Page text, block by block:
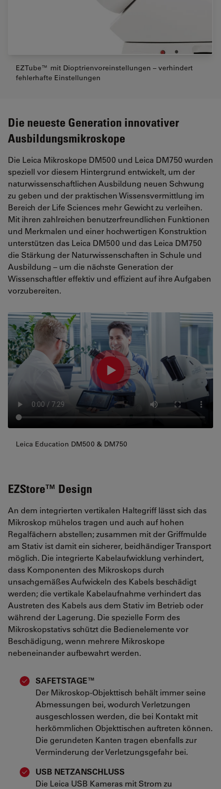
EZTube™ mit Dioptrienvoreinstellungen – verhindert
fehlerhafte Einstellungen
Die neueste Generation innovativer
Ausbildungsmikroskope
Die Leica Mikroskope DM500 und Leica DM750 wurden
speziell vor diesem Hintergrund entwickelt, um der
naturwissenschaftlichen Ausbildung neuen Schwung
zu geben und der praktischen Wissensvermittlung im
Bereich der Life Sciences mehr Gewicht zu verleihen.
Mit ihren zahlreichen benutzerfreundlichen Funktionen
und Merkmalen und einer hochwertigen Konstruktion
unterstützen das Leica DM500 und das Leica DM750
die Stärkung der Naturwissenschaften in Schule und
Ausbildung – um die nächste Generation der
Wissenschaftler effektiv und effizient auf ihre Aufgaben
vorzubereiten.
Leica Education DM500 & DM750
EZStore™ Design
An dem integrierten vertikalen Haltegriff lässt sich das
Mikroskop mühelos tragen und auch auf hohen
Regalfächern abstellen; zusammen mit der Griffmulde
am Stativ ist damit ein sicherer, beidhändiger Transport
möglich. Die integrierte Kabelaufwicklung verhindert,
dass Komponenten des Mikroskops durch
unsachgemäßes Aufwickeln des Kabels beschädigt
werden; die vertikale Kabelaufnahme verhindert das
Austreten des Kabels aus dem Stativ im Betrieb oder
während der Lagerung. Die spezielle Form des
Mikroskopstativs schützt die Bedienelemente vor
Beschädigung, wenn mehrere Mikroskope
nebeneinander aufbewahrt werden.
SAFETSTAGE™
Der Mikroskop-Objekttisch behält immer seine
Abmessungen bei, wodurch Verletzungen
ausgeschlossen werden, die bei Kontakt mit
herkömmlichen Objekttischen auftreten können.
Die gerundeten Kanten tragen ebenfalls zur
Verminderung der Verletzungsgefahr bei.
USB NETZANSCHLUSS
Die Leica USB Kameras mit Strom zu